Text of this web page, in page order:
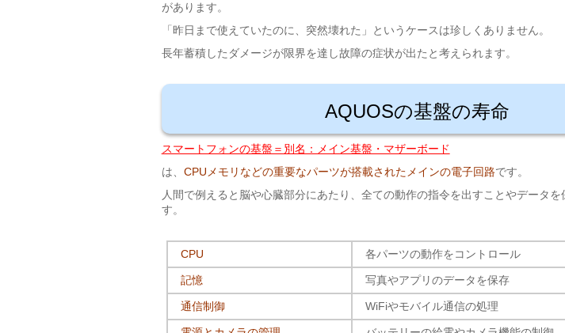
があります。
「昨日まで使えていたのに、突然壊れた」というケースは珍しくありません。
長年蓄積したダメージが限界を達し故障の症状が出たと考えられます。
AQUOSの基盤の寿命
スマートフォンの基盤＝別名：メイン基盤・マザーボード
は、 CPUメモリなどの重要なパーツが搭載されたメインの電子回路です。
人間で例えると脳や心臓部分にあたり、全ての動作の指令を出すことやデータ
す。
CPU 各パーツの動作をコントロール
記憶 写真やアプリのデータを保存
通信制御 WiFiやモバイル通信の処理